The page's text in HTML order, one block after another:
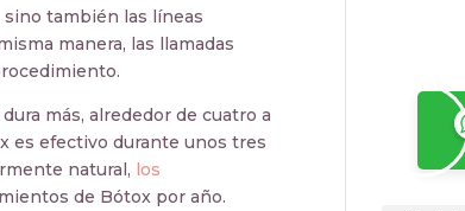
sino también las líneas
manera, las llamadas
más, alrededor de cuatro a
es efectivo durante unos tres
natural, los
de Bótox por año.